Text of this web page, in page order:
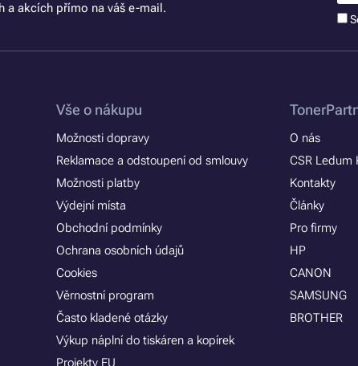
a akcích přímo na váš e-mail.
Vše o nákupu
Možnosti dopravy
Reklamace a odstoupení od smlouvy
Možnosti platby
Výdejní místa
Obchodní podmínky
Ochrana osobních údajů
Cookies
Věrnostní program
Často kladené otázky
Výkup náplní do tiskáren a kopírek
Projekty EU
O nás
CSR Ledum
Kontakty
Články
Pro firmy
HP
CANON
SAMSUNG
BROTHER